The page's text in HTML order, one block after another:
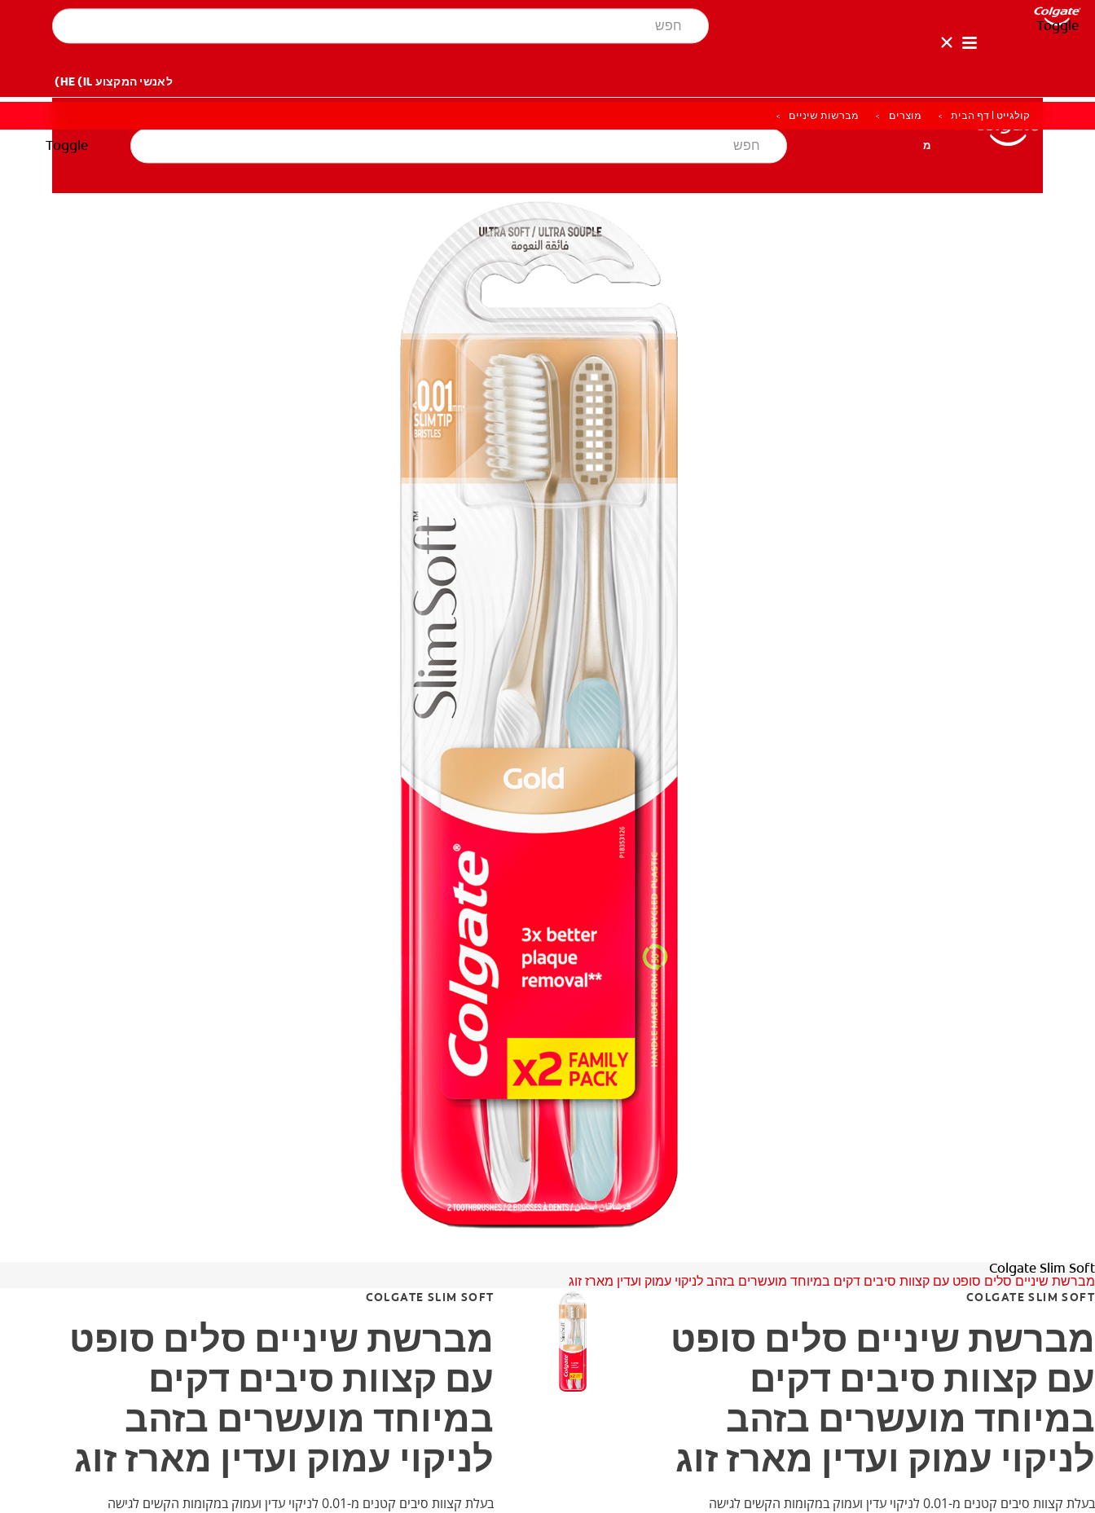
Toggle
מוצרים בריאות הפה מטרה
לאנשי המקצוע HE (IL)
מוצרים מטרה Toggle
קולגייט | דף הבית מוצרים מברשות שיניים
Colgate Slim Soft
מברשת שיניים סלים סופט עם קצוות סיבים דקים במיוחד מועשרים בזהב לניקוי עמוק ועדין מארז זוג
COLGATE SLIM SOFT
מברשת שיניים סלים סופט
עם קצוות סיבים דקים
במיוחד מועשרים בזהב
לניקוי עמוק ועדין מארז זוג
בעלת קצוות סיבים קטנים מ-0.01 לניקוי עדין ועמוק במקומות הקשים לגישה
COLGATE SLIM SOFT
מברשת שיניים סלים סופט
עם קצוות סיבים דקים
במיוחד מועשרים בזהב
לניקוי עמוק ועדין מארז זוג
בעלת קצוות סיבים קטנים מ-0.01 לניקוי עדין ועמוק במקומות הקשים לגישה